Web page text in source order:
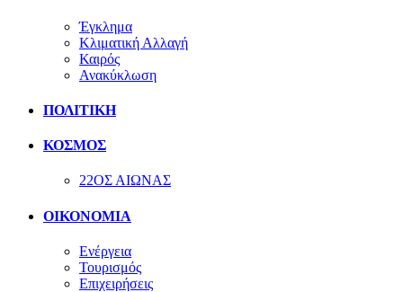
Έγκλημα
Κλιματική Αλλαγή
Καιρός
Ανακύκλωση
ΠΟΛΙΤΙΚΗ
ΚΟΣΜΟΣ
22ΟΣ ΑΙΩΝΑΣ
ΟΙΚΟΝΟΜΙΑ
Ενέργεια
Τουρισμός
Επιχειρήσεις